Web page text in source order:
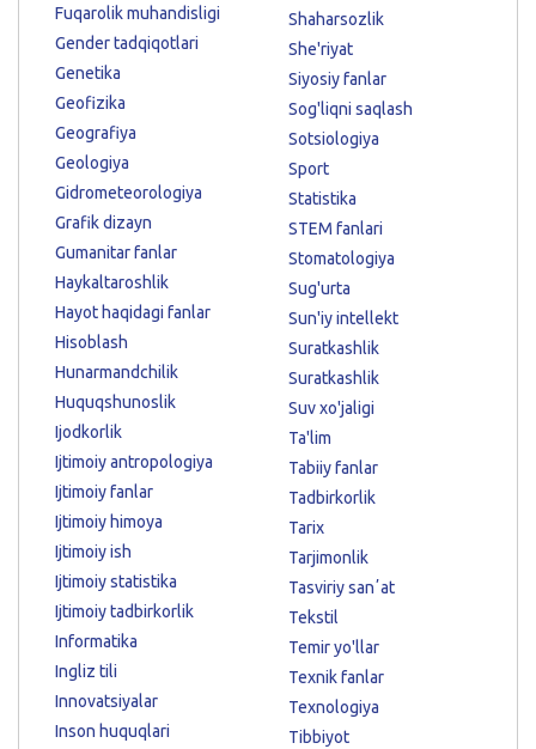
Fuqarolik muhandisligi
Gender tadqiqotlari
Genetika
Geofizika
Geografiya
Geologiya
Gidrometeorologiya
Grafik dizayn
Gumanitar fanlar
Haykaltaroshlik
Hayot haqidagi fanlar
Hisoblash
Hunarmandchilik
Huquqshunoslik
Ijodkorlik
Ijtimoiy antropologiya
Ijtimoiy fanlar
Ijtimoiy himoya
Ijtimoiy ish
Ijtimoiy statistika
Ijtimoiy tadbirkorlik
Informatika
Ingliz tili
Innovatsiyalar
Inson huquqlari
Shaharsozlik
She'riyat
Siyosiy fanlar
Sog'liqni saqlash
Sotsiologiya
Sport
Statistika
STEM fanlari
Stomatologiya
Sug'urta
Sun'iy intellekt
Suratkashlik
Suratkashlik
Suv xo'jaligi
Ta'lim
Tabiiy fanlar
Tadbirkorlik
Tarix
Tarjimonlik
Tasviriy sanʼat
Tekstil
Temir yo'llar
Texnik fanlar
Texnologiya
Tibbiyot